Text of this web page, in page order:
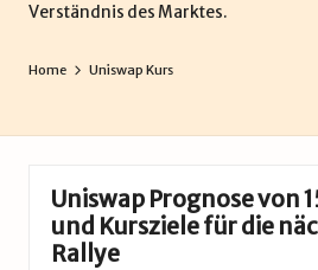
Verständnis des Marktes.
Home Uniswap Kurs
Uniswap Prognose von
und Kursziele für die
Rallye